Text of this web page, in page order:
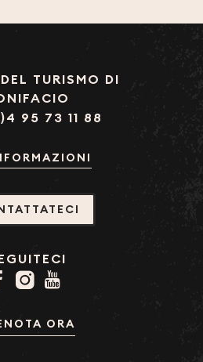
TURISMO DI
95 73 11 88
ORA